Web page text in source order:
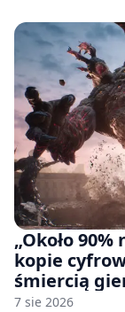
„Około
kopie
śmiercią
7 sie 2026